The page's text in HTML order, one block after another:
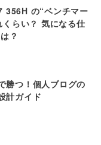
の“ベンチマー
らい？ 気になる仕
？
勝つ！個人ブログの
計ガイド